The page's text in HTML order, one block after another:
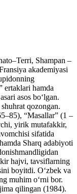
Shampan –
akademiyasi
ertaklari hamda
asos boʻlgan.
qozongan.
“Masallar” (1 –
yirik mutafakkir,
sifatida
Sharq adabiyoti
hajvi, tavsiflarning
boyitdi. Oʻzbek va
muhim oʻrni bor.
qilingan (1984).